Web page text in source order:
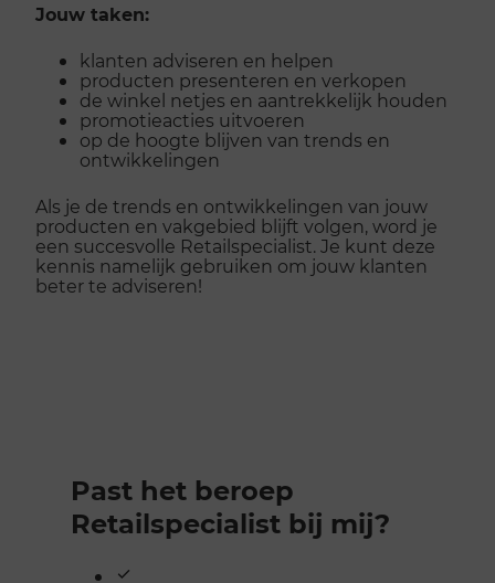
Jouw taken:
klanten adviseren en helpen
producten presenteren en verkopen
de winkel netjes en aantrekkelijk houden
promotieacties uitvoeren
op de hoogte blijven van trends en
ontwikkelingen
Als je de trends en ontwikkelingen van jouw
producten en vakgebied blijft volgen, word je
een succesvolle Retailspecialist. Je kunt deze
kennis namelijk gebruiken om jouw klanten
beter te adviseren!
Past het beroep
Retailspecialist bij mij?